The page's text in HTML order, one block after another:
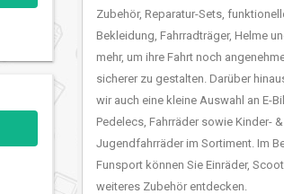
Zubehör, Reparatur-Sets,
Bekleidung, Fahrradträger, Helme
mehr, um ihre Fahrt noch
sicherer zu gestalten. Darüber
wir auch eine kleine Auswahl an E-
Pedelecs, Fahrräder sowie Kinder- &
Jugendfahrräder im Sortiment. Im
Funsport können Sie Einräder,
weiteres Zubehör entdecken.